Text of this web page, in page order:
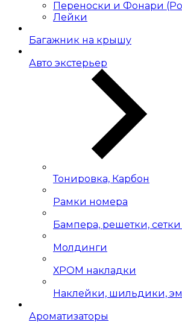
Переноски и Фонари
Лейки
Багажник на крышу
Авто экстерьер
Тонировка, Карбон
Рамки номера
Бампера, решетки,
Молдинги
ХРОМ накладки
Наклейки, шильдики,
Ароматизаторы